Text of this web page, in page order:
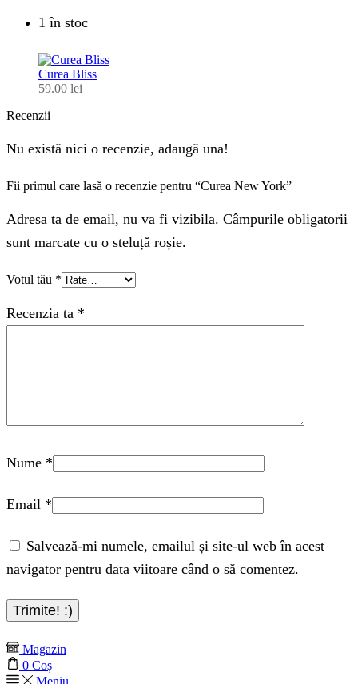
1 în stoc
Curea Bliss
59.00 lei
Recenzii
Nu există nici o recenzie, adaugă una!
Fii primul care lasă o recenzie pentru “Curea New York”
Adresa ta de email, nu va fi vizibila. Câmpurile obligatorii
sunt marcate cu o steluță roșie.
Votul tău *
Recenzia ta *
Nume *
Email *
Salvează-mi numele, emailul și site-ul web în acest
navigator pentru data viitoare când o să comentez.
Magazin
0 Coș
Meniu